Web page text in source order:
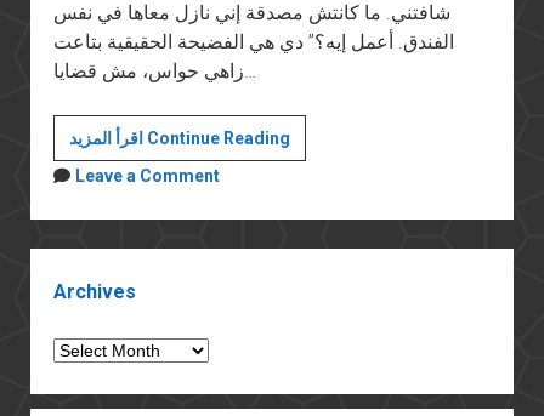
شافتني. ما كانتش مصدقة إني نازل معاها في نفس
الفندق. أعمل إيه؟” دي هي الفضيحة الحقيقية بتاعت
اقرأ المزيد Continue Readingالأراجوز
Leave a Comment
Archives
Archives